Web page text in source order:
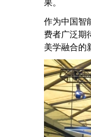
作为中国智
费者广泛期
美学融合的